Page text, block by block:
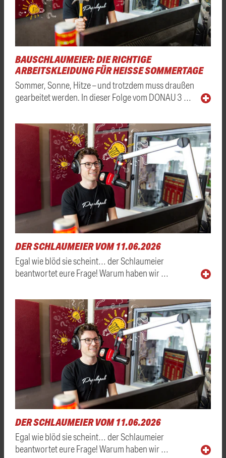
BAUSCHLAUMEIER: DIE RICHTIGE
ARBEITSKLEIDUNG FÜR HEISSE SOMMERTAGE
Sommer, Sonne, Hitze – und trotzdem muss draußen
gearbeitet werden. In dieser Folge vom DONAU 3 …
DER SCHLAUMEIER VOM 11.06.2026
Egal wie blöd sie scheint… der Schlaumeier
beantwortet eure Frage! Warum haben wir …
DER SCHLAUMEIER VOM 11.06.2026
Egal wie blöd sie scheint… der Schlaumeier
beantwortet eure Frage! Warum haben wir …